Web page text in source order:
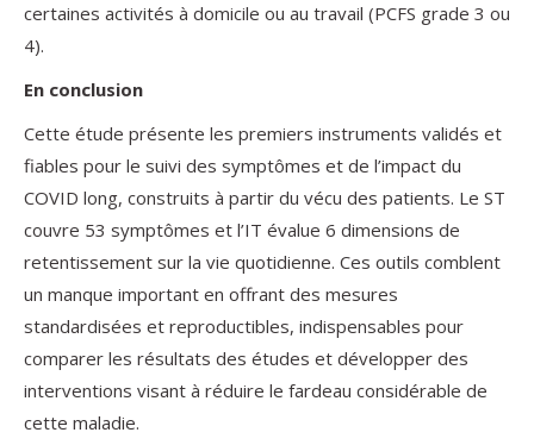
certaines activités à domicile ou au travail (PCFS grade 3 ou
4).
En conclusion
Cette étude présente les premiers instruments validés et
fiables pour le suivi des symptômes et de l’impact du
COVID long, construits à partir du vécu des patients. Le ST
couvre 53 symptômes et l’IT évalue 6 dimensions de
retentissement sur la vie quotidienne. Ces outils comblent
un manque important en offrant des mesures
standardisées et reproductibles, indispensables pour
comparer les résultats des études et développer des
interventions visant à réduire le fardeau considérable de
cette maladie.